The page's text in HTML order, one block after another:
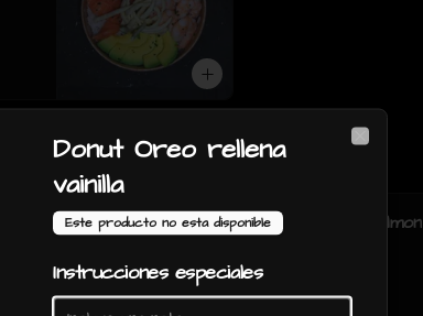
Ceviche de Salmon
Donut Oreo rellena
vainilla
Este producto no esta disponible
Instrucciones especiales